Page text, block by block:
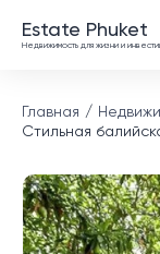
Estate Phuket
Недвижимость для жизни и
Главная
Стильная